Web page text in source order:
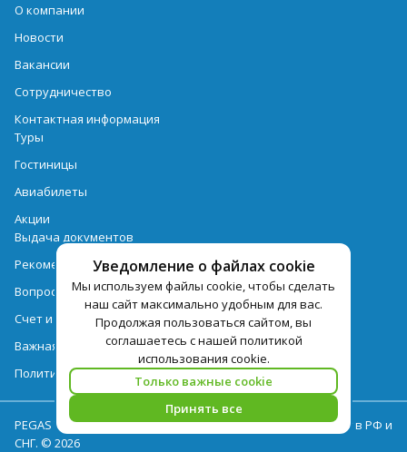
Уведомление о файлах cookie
Мы используем файлы cookie, чтобы сделать
наш сайт максимально удобным для вас.
Продолжая пользоваться сайтом, вы
соглашаетесь с нашей политикой
использования cookie.
Только важные cookie
Принять все
О компании
Новости
Вакансии
Сотрудничество
Контактная информация
Туры
Гостиницы
Авиабилеты
Акции
Выдача документов
Рекомендации
Вопрос-ответ
Счет и оплата
Важная информация по турпродукту
Политика обработки персональных данных
PEGAS Touristik — ведущий оператор туристических услуг в РФ и
СНГ. © 2026